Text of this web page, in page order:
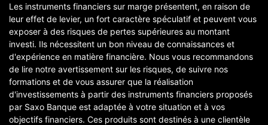
Les instruments financiers sur marge présentent, en raison de
leur effet de levier, un fort caractère spéculatif et peuvent vous
exposer à des risques de pertes supérieures au montant
investi. Ils nécessitent un bon niveau de connaissances et
d'expérience en matière financière. Nous vous recommandons
de lire notre avertissement sur les risques, de suivre nos
formations et de vous assurer que la réalisation
d'investissements à partir des instruments financiers proposés
par Saxo Banque est adaptée à votre situation et à vos
objectifs financiers. Ces produits sont destinés à une clientèle